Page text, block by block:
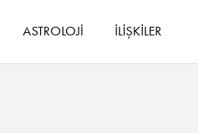
ASTROLOJİ İLİŞKİLER